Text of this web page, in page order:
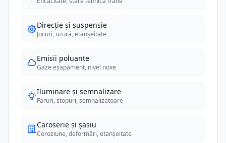
Direcție și suspensie
Jocuri, uzură, etanșeitate
Emisii poluante
Gaze eșapament, nivel noxe
Iluminare și semnalizare
Faruri, stopuri, semnalizatoare
Caroserie și șasiu
Coroziune, deformări, etanșeitate